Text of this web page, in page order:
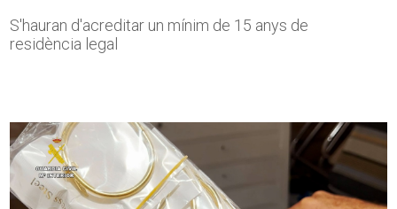
S'hauran d'acreditar un mínim de 15 anys de
residència legal